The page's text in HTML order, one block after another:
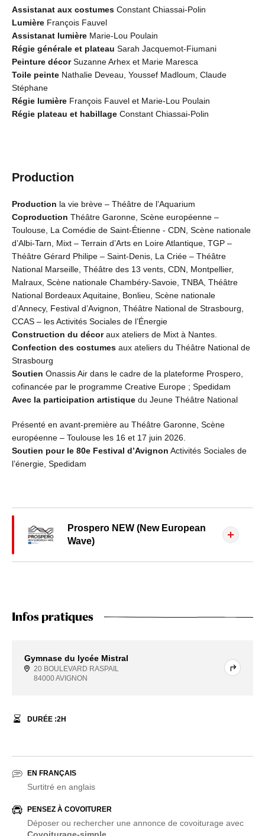
Assistanat aux costumes Constant Chiassai-Polin
Lumière François Fauvel
Assistanat lumière Marie-Lou Poulain
Régie générale et plateau Sarah Jacquemot-Fiumani
Peinture décorSuzanne Arhex et Marie Maresca
Toile peinte Nathalie Deveau, Youssef Madloum, Claude
Stéphane
Régie lumière François Fauvel et Marie-Lou Poulain
Régie plateau et habillage Constant Chiassai-Polin
Production
Production la vie brève – Théâtre de l’Aquarium
Coproduction Théâtre Garonne, Scène européenne –
Toulouse, La Comédie de Saint-Étienne - CDN, Scène nationale
d’Albi-Tarn, Mixt – Terrain d’Arts en Loire Atlantique, TGP –
Théâtre Gérard Philipe – Saint-Denis, La Criée – Théâtre
National Marseille, Théâtre des 13 vents, CDN, Montpellier,
Malraux, Scène nationale Chambéry-Savoie, TNBA, Théâtre
National Bordeaux Aquitaine, Bonlieu, Scène nationale
d’Annecy, Festival d’Avignon, Théâtre National de Strasbourg,
CCAS – les Activités Sociales de l’Énergie
Construction du décoraux ateliers de Mixt à Nantes.
Confection des costumes aux ateliers du Théâtre National de
Strasbourg
Soutien Onassis Air dans le cadre de la plateforme Prospero,
cofinancée par le programme Creative Europe ; Spedidam
Avec la participation artistique du Jeune Théâtre National
Présenté en avant-première au Théâtre Garonne, Scène
européenne – Toulouse les 16 et 17 juin 2026.
Soutien pour le 80e Festival d’Avignon Activités Sociales de
l’énergie, Spedidam
Prospero NEW (New European
Wave)
Infos pratiques
Gymnase du lycée Mistral
20 BOULEVARD RASPAIL
84000 AVIGNON
DURÉE :2H
EN FRANÇAIS
Surtitré en anglais
PENSEZ À COVOITURER
Déposer ou rechercher une annonce de covoiturage avec